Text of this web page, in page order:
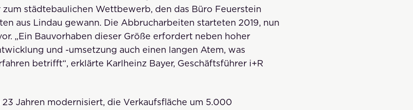
städtebaulichen Wettbewerb, den das Büro Feuerstein
aus Lindau gewann. Die Abbrucharbeiten starteten 2019, nun
„Ein Bauvorhaben dieser Größe erfordert neben hoher
und -umsetzung auch einen langen Atem, was
betrifft“, erklärte Karlheinz Bayer, Geschäftsführer i+R
Jahren modernisiert, die Verkaufsfläche um 5.000